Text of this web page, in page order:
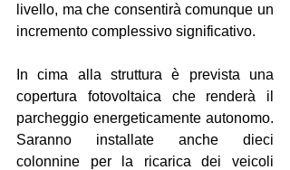
livello, ma che consentirà comunque un
incremento complessivo significativo.
In cima alla struttura è prevista una
copertura fotovoltaica che renderà il
parcheggio energeticamente autonomo.
Saranno installate anche dieci
colonnine per la ricarica dei veicoli